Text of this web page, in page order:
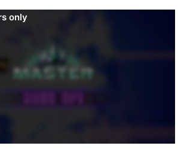
with カエレバ楽天市場 冬
くらはぎまで温かい。 2024年バ
ネットで止める方式になりましたが、
イト 【BenQ公式
only